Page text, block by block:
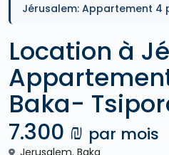
Jérusalem: Appartement 4
Location à
Baka-
7.300 ₪ par mois
Jerusalem, Baka